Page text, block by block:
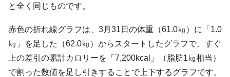
と全く同じものです。
赤色の折れ線グラフは、3月31日の体重（61.0㎏）に「1.0
㎏」を足した（62.0㎏）からスタートしたグラフで、すぐ
上の差引の累計カロリーを「7,200kcal」（脂肪1㎏相当）
で割った数値を足し引きすることで上下するグラフです。